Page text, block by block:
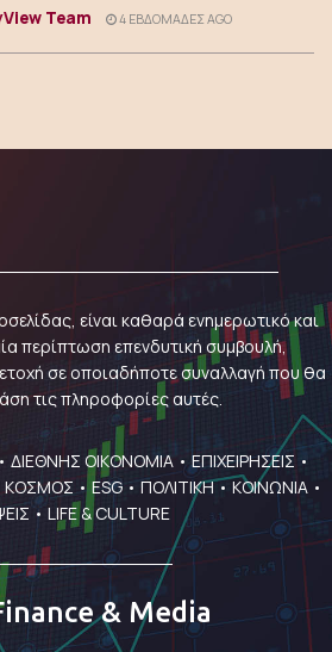
Team 4 ΕΒΔΟΜΆΔΕΣ AGO
είναι καθαρά ενημερωτικό και
περίπτωση επενδυτική συμβουλή,
σε οποιαδήποτε συναλλαγή που θα
τις πληροφορίες αυτές.
• ΔΙΕΘΝΗΣ ΟΙΚΟΝΟΜΙΑ•ΕΠΙΧΕΙΡΗΣΕΙΣ •
ΚΟΣΜΟΣ • ESG • ΠΟΛΙΤΙΚΗ•ΚΟΙΝΩΝΙΑ •
• LIFE & CULTURE
& Media